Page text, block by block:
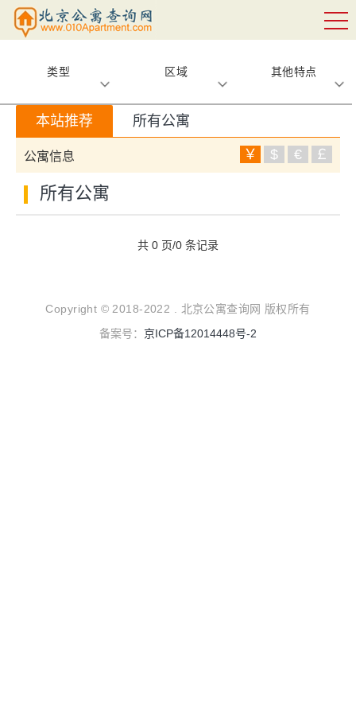
类型 区域 其他特点
本站推荐 所有公寓
公寓信息 ￥ $ € ￡
所有公寓
共 0 页/0 条记录
Copyright © 2018-2022 . 北京公寓查询网 版权所有
备案号： 京ICP备12014448号-2